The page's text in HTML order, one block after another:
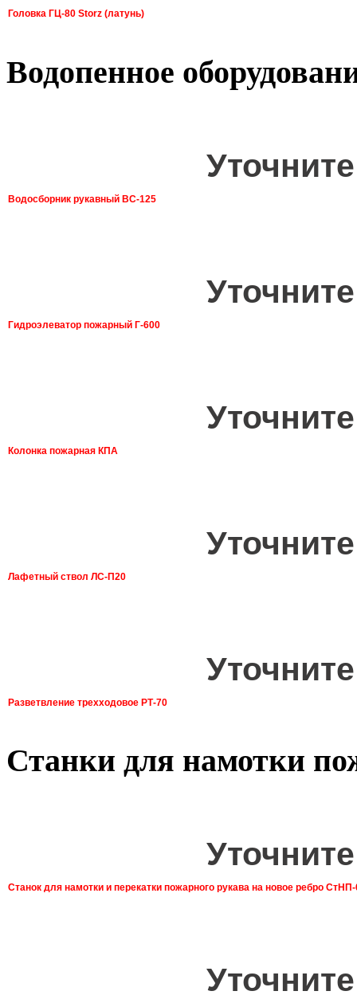
Головка ГЦ-80 Storz (латунь)
Водопенное
Водосборник рукавный ВС-125
Гидроэлеватор пожарный Г-600
Колонка пожарная КПА
Лафетный ствол ЛС-П20
Разветвление трехходовое РТ-70
Станки для намотки
Станок для намотки и перекатки пожарного рукава на новое ребро